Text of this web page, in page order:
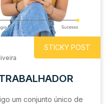
STICKY POST
um conjunto único de